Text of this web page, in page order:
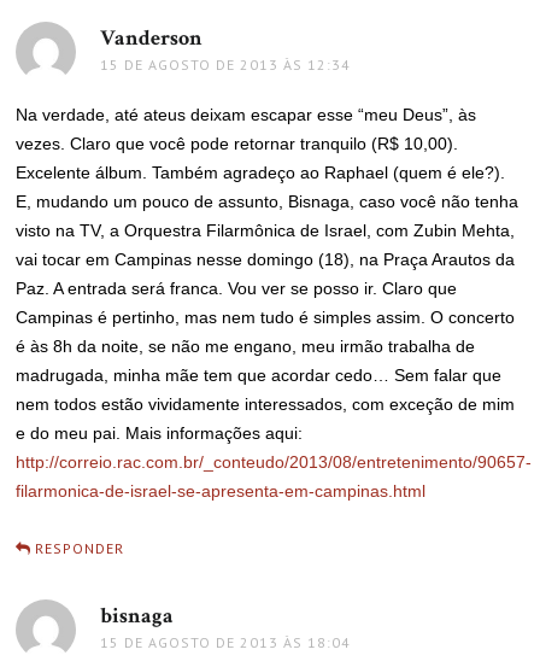
Vanderson
15 DE AGOSTO DE 2013 ÀS 12:34
Na verdade, até ateus deixam escapar esse “meu Deus”, às
vezes. Claro que você pode retornar tranquilo (R$ 10,00).
Excelente álbum. Também agradeço ao Raphael (quem é ele?).
E, mudando um pouco de assunto, Bisnaga, caso você não tenha
visto na TV, a Orquestra Filarmônica de Israel, com Zubin Mehta,
vai tocar em Campinas nesse domingo (18), na Praça Arautos da
Paz. A entrada será franca. Vou ver se posso ir. Claro que
Campinas é pertinho, mas nem tudo é simples assim. O concerto
é às 8h da noite, se não me engano, meu irmão trabalha de
madrugada, minha mãe tem que acordar cedo… Sem falar que
nem todos estão vividamente interessados, com exceção de mim
e do meu pai. Mais informações aqui:
http://correio.rac.com.br/_conteudo/2013/08/entretenimento/90657-
filarmonica-de-israel-se-apresenta-em-campinas.html
RESPONDER
bisnaga
15 DE AGOSTO DE 2013 ÀS 18:04